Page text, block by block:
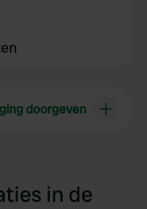
doorgeven
in de